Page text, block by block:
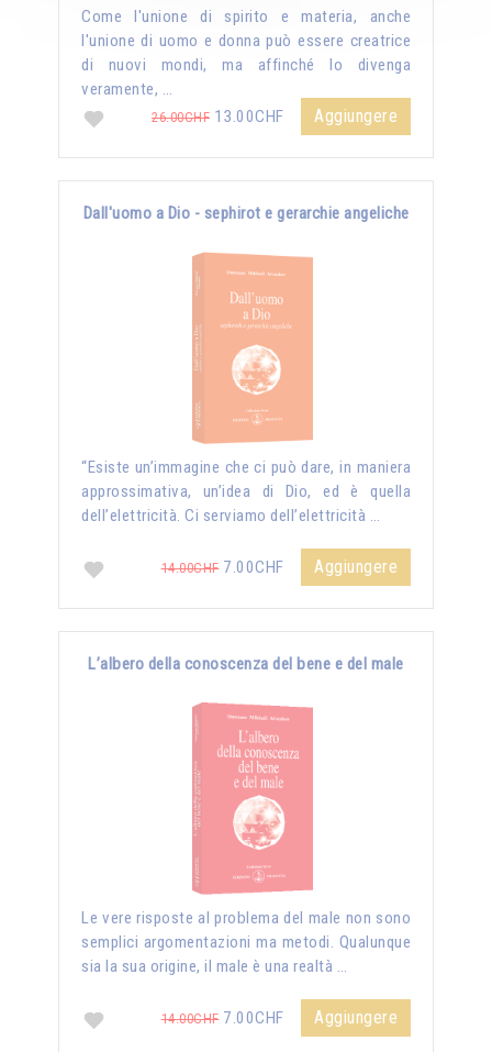
Come l'unione di spirito e materia, anche
l'unione di uomo e donna può essere creatrice
di nuovi mondi, ma affinché lo divenga
veramente, …
26.00CHF 13.00CHF Aggiungere
Dall'uomo a Dio - sephirot e gerarchie angeliche
“Esiste un’immagine che ci può dare, in maniera
approssimativa, un’idea di Dio, ed è quella
dell’elettricità. Ci serviamo dell’elettricità …
14.00CHF7.00CHF Aggiungere
L’albero della conoscenza del bene e del male
Le vere risposte al problema del male non sono
semplici argomentazioni ma metodi. Qualunque
sia la sua origine, il male è una realtà …
14.00CHF7.00CHF Aggiungere